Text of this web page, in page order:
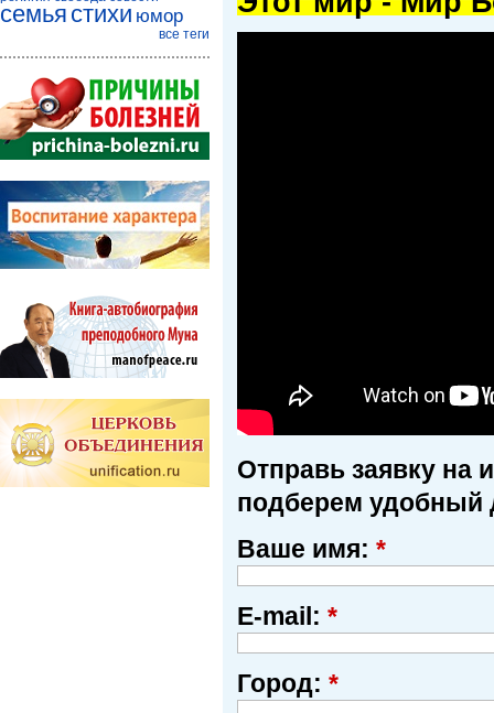
Отправь заявку на
подберем удобный
Ваше имя: *
E-mail: *
Город: *
семья стихи юмор
все теги